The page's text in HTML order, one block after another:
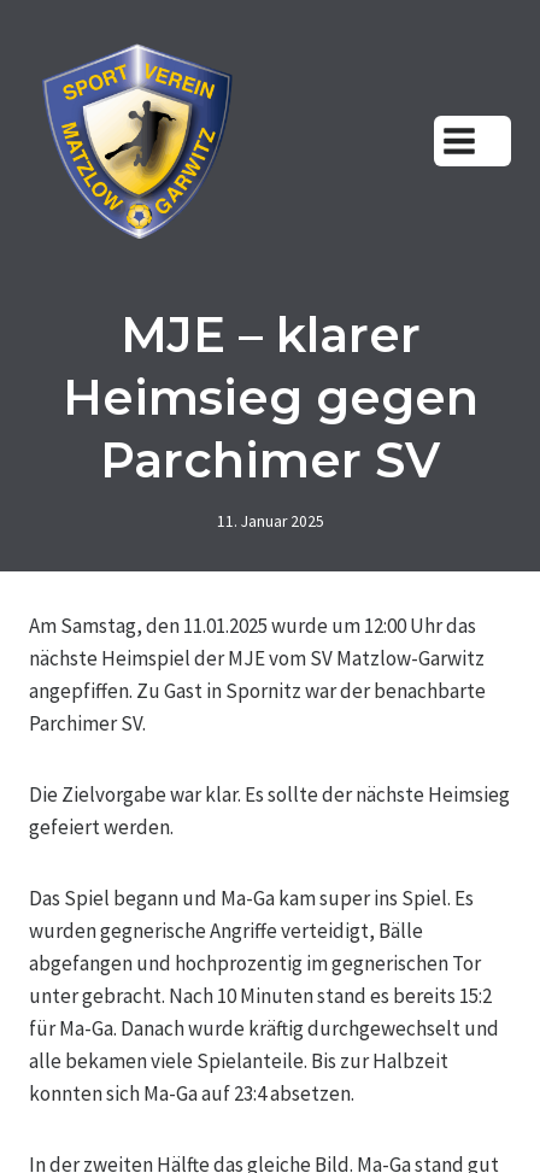
springen
MJE – klarer
Heimsieg gegen
Parchimer SV
11. Januar 2025
Am Samstag, den 11.01.2025 wurde um 12:00 Uhr das
nächste Heimspiel der MJE vom SV Matzlow-Garwitz
angepfiffen. Zu Gast in Spornitz war der benachbarte
Parchimer SV.
Die Zielvorgabe war klar. Es sollte der nächste Heimsieg
gefeiert werden.
Das Spiel begann und Ma-Ga kam super ins Spiel. Es
wurden gegnerische Angriffe verteidigt, Bälle
abgefangen und hochprozentig im gegnerischen Tor
unter gebracht. Nach 10 Minuten stand es bereits 15:2
für Ma-Ga. Danach wurde kräftig durchgewechselt und
alle bekamen viele Spielanteile. Bis zur Halbzeit
konnten sich Ma-Ga auf 23:4 absetzen.
In der zweiten Hälfte das gleiche Bild. Ma-Ga stand gut